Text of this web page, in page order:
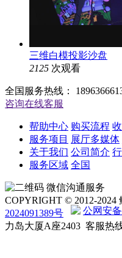
三维白模投影沙盘
2125 次观看
全国服务热线：
咨询在线客服
帮助中心 购买流程
服务项目 展厅多媒体
关于我们 公司简介
服务区域 全国
微信沟通服务
COPYRIGHT © 2012-
2024091389号
公网安
力岛大厦A座2403 客服热